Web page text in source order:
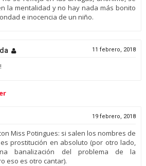
la mentalidad y no hay nada más bonito
e inocencia de un niño.
11 febrero, 2018
19 febrero, 2018
Miss Potingues: si salen los nombres de
prostitución en absoluto (por otro lado,
banalización del problema de la
eso es otro cantar).